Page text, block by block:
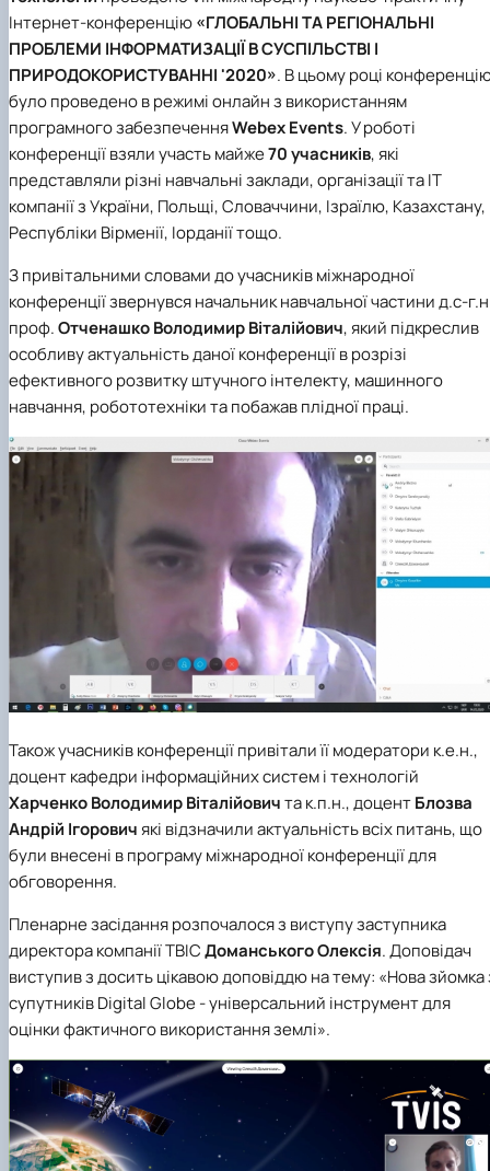
Інтернет-конференцію«ГЛОБАЛЬНІ ТА РЕГІОНАЛЬНІ
ПРОБЛЕМИ ІНФОРМАТИЗАЦІЇ В СУСПІЛЬСТВІ І
ПРИРОДОКОРИСТУВАННІ '2020». В цьому році
було проведено в режимі онлайн з використанням
програмного забезпеченняWebex Events. У роботі
конференції взяли участь майже70 учасників, які
представляли різні навчальні заклади, організації та IT
компанії з України, Польщі, Словаччини, Ізраїлю, Казахстану,
Республіки Вірменії, Іорданії тощо.
З привітальними словами до учасників міжнародної
конференції звернувся начальник навчальної частини д.с-
проф.Отченашко Володимир Віталійович, який підкреслив
особливу актуальність даної конференції в розрізі
ефективного розвитку штучного інтелекту, машинного
навчання, робототехніки та побажав плідної праці.
Також учасників конференції привітали її модератори к.е.н.,
доцент кафедри інформаційних систем і технологій
Харченко Володимир Віталійовичта к.п.н., доцентБлозва
Андрій Ігоровичякі відзначили актуальність всіх питань, що
були внесені в програму міжнародної конференції для
обговорення.
Пленарне засідання розпочалося з виступу заступника
директора компанії ТВІСДоманського Олексія. Доповідач
виступив з досить цікавою доповіддю на тему: «Нова зйомка
супутників Digital Globe - універсальний інструмент для
оцінки фактичного використання землі».